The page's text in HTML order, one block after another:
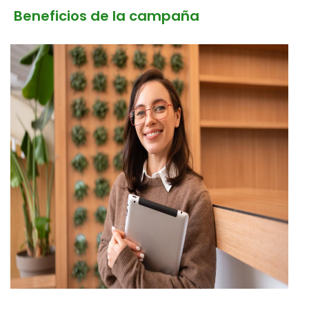
Beneficios de la campaña